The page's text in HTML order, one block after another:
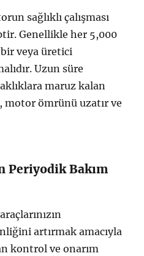
sağlıklı çalışması
Genellikle her 5,000
veya üretici
Uzun süre
maruz kalan
motor ömrünü uzatır ve
Periyodik Bakım
artırmak amacıyla
kontrol ve onarım